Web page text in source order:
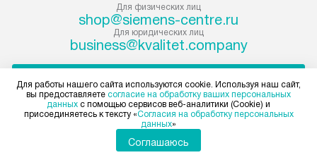
они не позволяют пронести чего
через дверной проем,
то сотрудники транспортной
выступающие элементы, так как
в будущем это может привести
к отказу в проведении ремонта
по гарантии. Перед заказом
а затем
к
по
установку не
Для физических лиц
shop@siemens-centre.ru
Для юридических лиц
business@kvalitet.company
Политика конфиденциальности
Условия продажи
Карта сайта
Для работы нашего сайта используются cookie. Используя наш сайт,
вы предоставляете согласие на обработку ваших персональных
данных с помощью сервисов веб-аналитики (Cookie) и
присоединяетесь к тексту «Согласия на обработку персональных
данных»
Соглашаюсь